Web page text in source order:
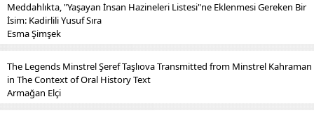
Meddahlıkta, "Yaşayan İnsan Hazineleri Listesi"ne Eklenmesi Gereken Bir
İsim: Kadirlili Yusuf Sıra
Esma Şimşek
The Legends Minstrel Şeref Taşlıova Transmitted from Minstrel Kahraman
in The Context of Oral History Text
Armağan Elçi